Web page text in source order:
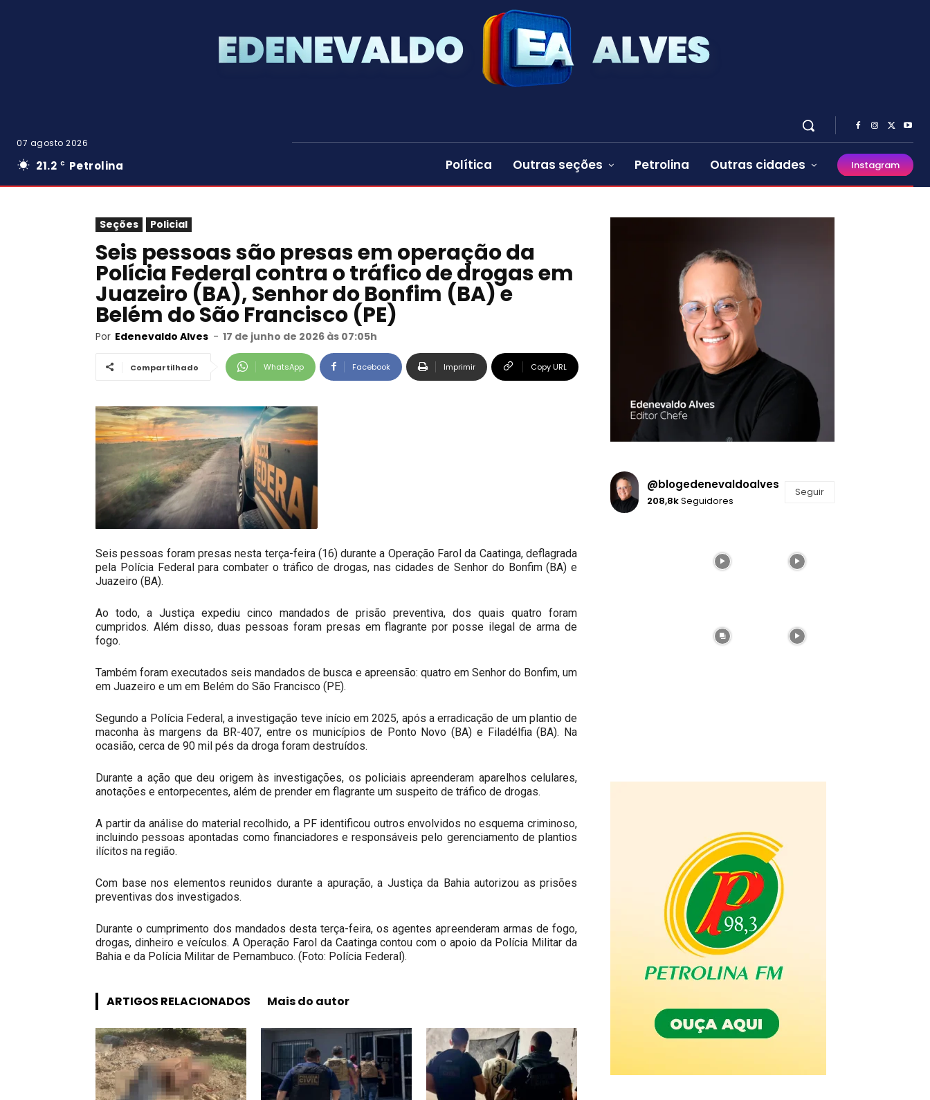
07 agosto 2026
21.2 C Petrolina Política Outras seções Petrolina Outras cidades Instagram
Seções Policial
Seis pessoas são presas em operação da
Polícia Federal contra o tráfico de drogas em
Juazeiro (BA), Senhor do Bonfim (BA) e
Belém do São Francisco (PE)
Por Edenevaldo Alves - 17 de junho de 2026 às 07:05h
Compartilhado WhatsApp Facebook Imprimir Copy URL
Seis pessoas foram presas nesta terça-feira (16) durante a Operação Farol da Caatinga, deflagrada
pela Polícia Federal para combater o tráfico de drogas, nas cidades de Senhor do Bonfim (BA) e
Juazeiro (BA).
Ao todo, a Justiça expediu cinco mandados de prisão preventiva, dos quais quatro foram
cumpridos. Além disso, duas pessoas foram presas em flagrante por posse ilegal de arma de
fogo.
Também foram executados seis mandados de busca e apreensão: quatro em Senhor do Bonfim, um
em Juazeiro e um em Belém do São Francisco (PE).
Segundo a Polícia Federal, a investigação teve início em 2025, após a erradicação de um plantio de
maconha às margens da BR-407, entre os municípios de Ponto Novo (BA) e Filadélfia (BA). Na
ocasião, cerca de 90 mil pés da droga foram destruídos.
Durante a ação que deu origem às investigações, os policiais apreenderam aparelhos celulares,
anotações e entorpecentes, além de prender em flagrante um suspeito de tráfico de drogas.
A partir da análise do material recolhido, a PF identificou outros envolvidos no esquema criminoso,
incluindo pessoas apontadas como financiadores e responsáveis pelo gerenciamento de plantios
ilícitos na região.
Com base nos elementos reunidos durante a apuração, a Justiça da Bahia autorizou as prisões
preventivas dos investigados.
Durante o cumprimento dos mandados desta terça-feira, os agentes apreenderam armas de fogo,
drogas, dinheiro e veículos. A Operação Farol da Caatinga contou com o apoio da Polícia Militar da
Bahia e da Polícia Militar de Pernambuco. (Foto: Polícia Federal).
ARTIGOS RELACIONADOS Mais do autor
@blogedenevaldoalves
208,8kSeguidores
Seguir